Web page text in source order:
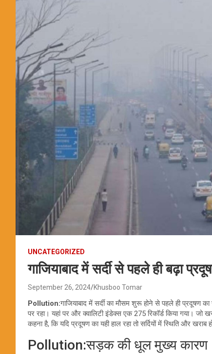
UNCATEGORIZED
गाजियाबाद में सर्दी से पहले ही बढ़ा
September 26, 2024 Khusboo Tomar
Pollution:गाजियाबाद में सर्दी का मौसम शुरू होने से पहले ही प्रदूषण
पर रहा। यहां पर और क्वालिटी इंडेक्स एक 275 रिकॉर्ड किया गया। जो
कहना है, कि यदि प्रदूषण का यही हाल रहा तो सर्दियों में स्थिति और
Pollution:सड़क की धूल मुख्य कारण